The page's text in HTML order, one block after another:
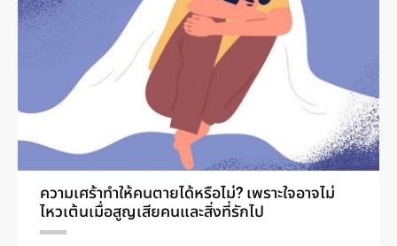
ความเศร้าทำให้คนตายได้หรือไม่? เพราะใจอาจไม่
ไหวเต้นเมื่อสูญเสียคนและสิ่งที่รักไป